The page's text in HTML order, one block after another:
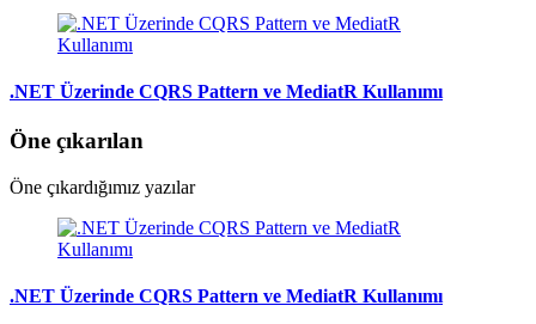
.NET Üzerinde CQRS Pattern ve MediatR Kullanımı
Öne çıkarılan
Öne çıkardığımız yazılar
.NET Üzerinde CQRS Pattern ve MediatR Kullanımı